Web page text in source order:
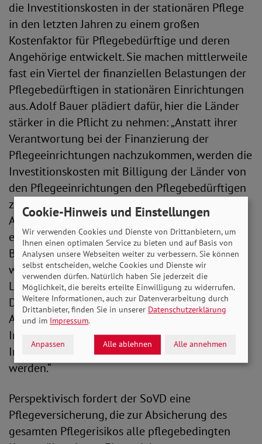
die Investitionskosten in der stationären Pflege
in den letzten Jahren zu einem großen
Kostenfaktor für Pflegebedürftige und deren
Angehörige entwickelt. Sie machen mittlerweile
fast ein Viertel der finanziellen Belastungen der
Pflegebedürftigen in stationären Einrichtungen
aus. Adolf Bauer plädiert dafür, hier die Länder
stärker in die Pflicht zu nehmen: „Anstatt ihrer
Verantwortung bei der Finanzierung der
Pflegeeinrichtungen nachzukommen, werden die
Investitionskosten mit Billigung der Länder von
den Pflegeeinrichtungen den Pflegebedürftigen
zusätzlich in Rechnung gestellt. Im
Arbeitsentwurf für eine Pflegereform 2021 gab
es noch einen verpflichtenden Zuschuss der
Bundesländer zu den Investitionskosten. Das
wäre zumindest ein guter Ansatz gewesen, die
Länder endlich aus ihrer Deckung zu zwingen.
Dies würde nebenbei zu mehr Kontrolle und
Aufsicht über die Höhe der geltend gemachten
Investitionskosten führen. Dadurch könnten die
Investitionskosten insgesamt sogar gesenkt
werden.“
Perspektivisch fordert der SoVD eine
Pflegeversicherung, die zur Absicherung des
gesamten Pflegerisikos alle pflegebedingten
Cookie-Hinweis und Einstellungen
Wir verwenden Cookies und Dienste von Drittanbietern, um
Ihnen einen optimalen Service zu bieten und auf Basis von
Analysen unsere Webseiten weiter zu verbessern. Sie können
selbst entscheiden, welche Cookies und Dienste wir
verwenden dürfen. Natürlich haben Sie jederzeit die
Möglichkeit, die bereits erteilte Einwilligung zu widerrufen.
Weitere Informationen, auch zur Datenverarbeitung durch
Drittanbieter, finden Sie in unserer Datenschutzerklärung
und im Impressum.
Anpassen Alle ablehnen Alle annehmen